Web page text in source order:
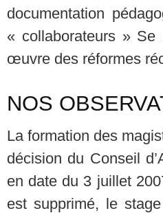
documentation
« collaborateurs » Se
œuvre des réformes
NOS
La formation des
décision du Conseil
en date du 3 juillet
est supprimé, le